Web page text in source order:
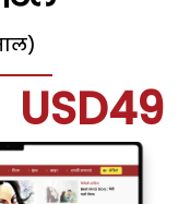
USD49